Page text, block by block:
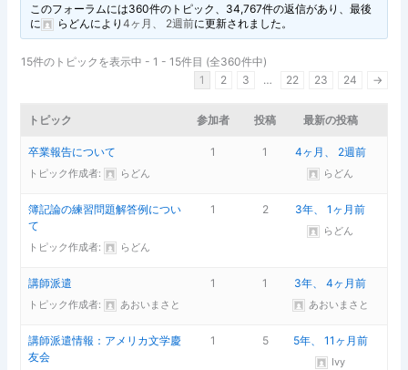
このフォーラムには360件のトピック、34,767件の返信があり、最後
に
らどんにより 4ヶ月、 2週前に更新されました。
15件のトピックを表示中 - 1 - 15件目 (全360件中)
1
2 3 … 22 23 24 →
トピック 参加者 投稿 最新の投稿
卒業報告について
トピック作成者: らどん
1 1 4ヶ月、 2週前
らどん
簿記論の練習問題解答例につい
て
トピック作成者: らどん
1 2 3年、 1ヶ月前
らどん
講師派遣
トピック作成者: あおいまさと
1 1 3年、 4ヶ月前
あおいまさと
講師派遣情報：アメリカ文学慶
友会
1 5 5年、 11ヶ月前
Ivy